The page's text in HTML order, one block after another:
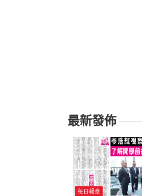
最新發佈
每日報章